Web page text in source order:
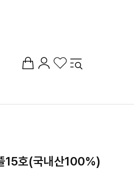
15호(국내산100%)